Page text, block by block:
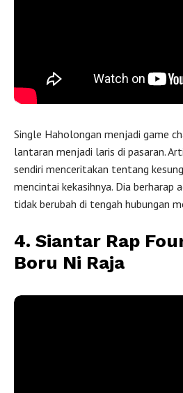
Single Haholongan menjadi game
lantaran menjadi laris di pasaran.
sendiri menceritakan tentang
mencintai kekasihnya. Dia berharap
tidak berubah di tengah hubungan
4. Siantar Rap
Boru Ni Raja